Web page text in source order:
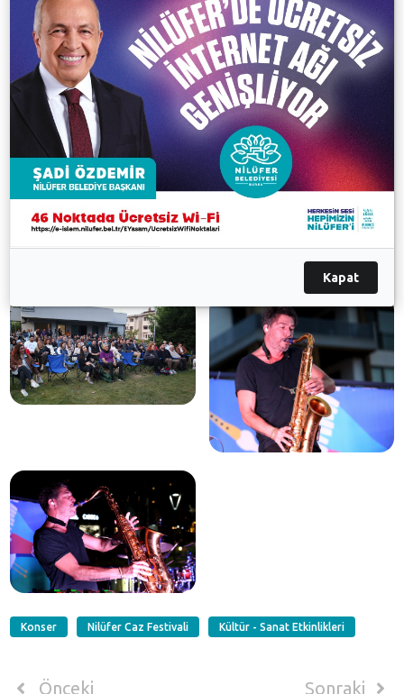
çıkardı. Nilüfer Belediye Başkanı Turgay Erdem’in de
izlediği konser sonunda izleyenler Perret’i ayakta
alkışladı.
Galeri
Konser Nilüfer Caz Festivali Kültür - Sanat Etkinlikleri
Önceki Sonraki
Kapat